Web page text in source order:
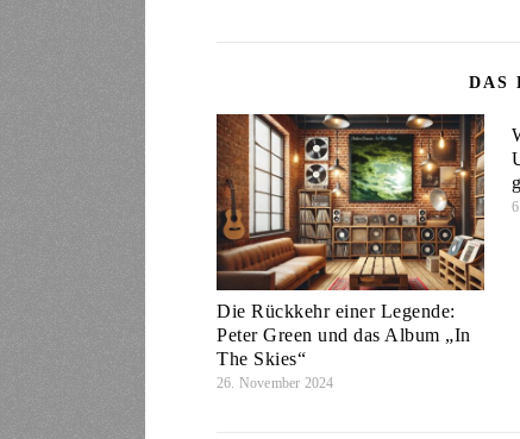
DAS
Die Rückkehr einer Legende:
Peter Green und das Album „In
The Skies“
26. November 2024